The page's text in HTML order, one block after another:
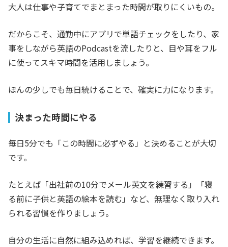
大人は仕事や子育てでまとまった時間が取りにくいもの。
だからこそ、通勤中にアプリで単語チェックをしたり、家
事をしながら英語のPodcastを流したりと、目や耳をフル
に使ってスキマ時間を活用しましょう。
ほんの少しでも毎日続けることで、確実に力になります。
決まった時間にやる
毎日5分でも「この時間に必ずやる」と決めることが大切
です。
たとえば「出社前の10分でメール英文を練習する」「寝
る前に子供と英語の絵本を読む」など、無理なく取り入れ
られる習慣を作りましょう。
自分の生活に自然に組み込めれば、学習を継続できます。